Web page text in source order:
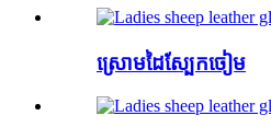
ស្រោមដៃស្បែកចៀម